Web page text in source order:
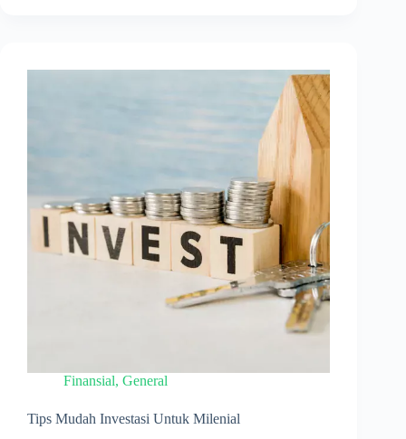
Finansial, General
Tips Mudah Investasi Untuk Milenial